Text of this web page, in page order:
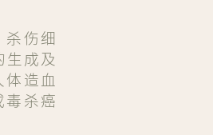
伤细
成及
造血
杀癌